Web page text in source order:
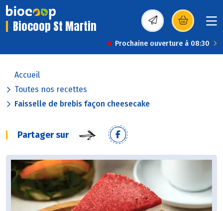
Biocoop St Martin (s’ouvre dans une
Prochaine ouverture à 08:30
Accueil
Toutes nos recettes
Faisselle de brebis façon cheesecake
Partager sur